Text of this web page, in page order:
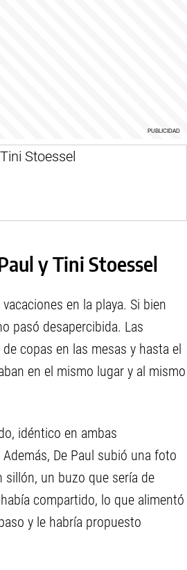
y Tini Stoessel
en la playa. Si bien
pasó desapercibida. Las
copas en las mesas y hasta el
en el mismo lugar y al mismo
idéntico en ambas
De Paul subió una foto
sillón, un buzo que sería de
compartido, lo que alimentó
y le habría propuesto